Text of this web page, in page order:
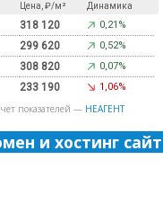
Цена, ₽/м² Динамика
318 120 0,21%
299 620 0,52%
308 820 0,07%
233 190 1,06%
показателей — НЕАГЕНТ
и хостинг